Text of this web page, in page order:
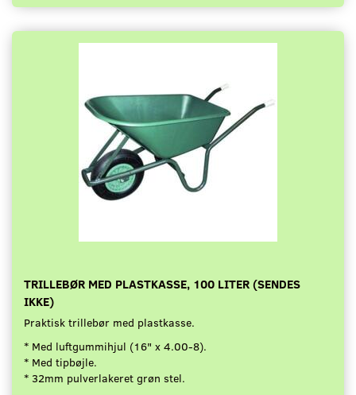
TRILLEBØR MED PLASTKASSE, 100 LITER (SENDES
IKKE)
Praktisk trillebør med plastkasse.
* Med luftgummihjul (16" x 4.00-8).
* Med tipbøjle.
* 32mm pulverlakeret grøn stel.